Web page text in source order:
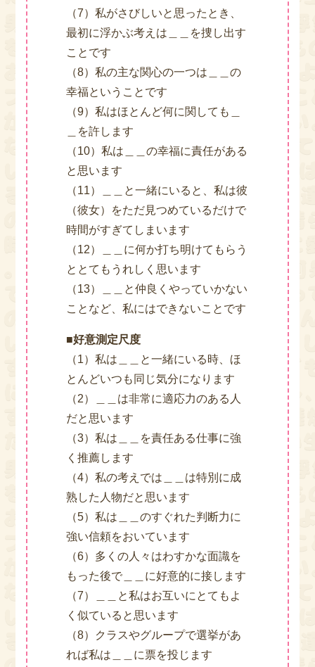
（7）私がさびしいと思ったとき、
最初に浮かぶ考えは＿＿を捜し出す
ことです
（8）私の主な関心の一つは＿＿の
幸福ということです
（9）私はほとんど何に関しても＿
＿を許します
（10）私は＿＿の幸福に責任がある
と思います
（11）＿＿と一緒にいると、私は彼
（彼女）をただ見つめているだけで
時間がすぎてしまいます
（12）＿＿に何か打ち明けてもらう
ととてもうれしく思います
（13）＿＿と仲良くやっていかない
ことなど、私にはできないことです
■好意測定尺度
（1）私は＿＿と一緒にいる時、ほ
とんどいつも同じ気分になります
（2）＿＿は非常に適応力のある人
だと思います
（3）私は＿＿を責任ある仕事に強
く推薦します
（4）私の考えでは＿＿は特別に成
熟した人物だと思います
（5）私は＿＿のすぐれた判断力に
強い信頼をおいています
（6）多くの人々はわすかな面識を
もった後で＿＿に好意的に接します
（7）＿＿と私はお互いにとてもよ
く似ていると思います
（8）クラスやグループで選挙があ
れば私は＿＿に票を投じます